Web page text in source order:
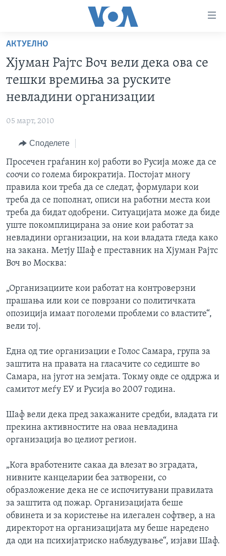
пристапност
Премини
на
главната
содржина
до
навигација
Пребарувај
РУБРИКИ
СВЕТ
ЕКОНОМИЈА
ПОЛИТИКА
НАУКА
УМЕТНОСТ И ЗАБАВА
ИНТЕРВЈУА
ФОТОГАЛЕРИИ
АРХИВИРАНА ПРОГРАМА
NEWSFLASH - АРХИВА
ВЕСТИ ОД САД ВО МИНУТА - АРХИВА
ИЗБОРИ ВО САД 2020 - АРХИВА
ЗА НАС
Learning English
НАКУСО...
АКТУЕЛНО
Хјуман Рајтс Воч вели дека ова се
тешки времиња за руските
невладини организации
05 март, 2010
Споделете
Просечен граѓанин кој работи во Русија може да се
соочи со голема бирократија. Постојат многу
правила кои треба да се следат, формулари кои
треба да се пополнат, описи на работни места кои
треба да бидат одобрени. Ситуацијата може да биде
уште покомплицирана за оние кои работат за
невладини организации, на кои владата гледа како
на закана. Метју Шаф е преставник на Хјуман Рајтс
Воч во Москва:
„Организациите кои работат на контроверзни
прашања или кои се поврзани со политичката
опозиција имаат поголеми проблеми со властите“,
вели тој.
Една од тие организации е Голос Самара, група за
заштита на правата на гласачите со седиште во
Самара, на југот на земјата. Токму овде се оддржа и
самитот меѓу ЕУ и Русија во 2007 година.
Шаф вели дека пред закажаните средби, владата ги
прекина активностите на оваа невладина
организација во целиот регион.
„Кога вработените сакаа да влезат во зградата,
нивните канцеларии беа затворени, со
образложение дека не се испочитувани правилата
за заштита од пожар. Организацијата беше
обвинета и за користење на илегален софтвер, а на
директорот на организацијата му беше наредено
да оди на психијатриско набљудување“, изјави Шаф.